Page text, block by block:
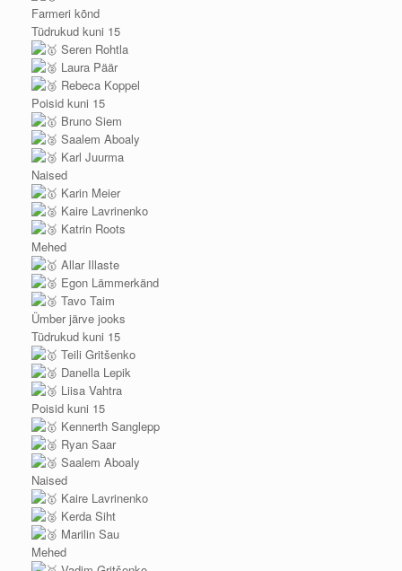
Farmeri kõnd
Tüdrukud kuni 15
Seren Rohtla
Laura Päär
Rebeca Koppel
Poisid kuni 15
Bruno Siem
Saalem Aboaly
Karl Juurma
Naised
Karin Meier
Kaire Lavrinenko
Katrin Roots
Mehed
Allar Illaste
Egon Lämmerkänd
Tavo Taim
Ümber järve jooks
Tüdrukud kuni 15
Teili Gritšenko
Danella Lepik
Liisa Vahtra
Poisid kuni 15
Kennerth Sanglepp
Ryan Saar
Saalem Aboaly
Naised
Kaire Lavrinenko
Kerda Siht
Marilin Sau
Mehed